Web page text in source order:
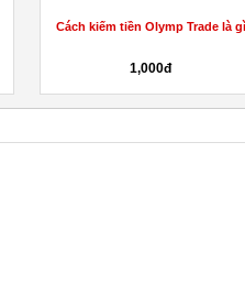
Cách kiếm tiền Olymp Trade là gì
1,000đ